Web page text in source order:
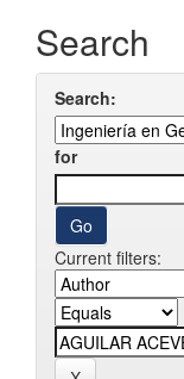
Search
Search:
for
Current filters: